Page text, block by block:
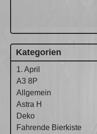
Kategorien
1. April
A3 8P
Allgemein
Astra H
Deko
Fahrende Bierkiste